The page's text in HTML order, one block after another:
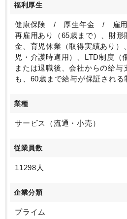
福利厚生
健康保険 / 厚生年金 / 雇
再雇用あり（65歳まで）、財
金、育児休業（取得実績あり）
児・介護時適用）、LTD制度（
または退職後、会社からの給与
も、60歳まで給与が保証される
業種
サービス（流通・小売）
従業員数
11298人
企業分類
プライム